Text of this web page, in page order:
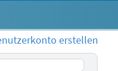
erstellen